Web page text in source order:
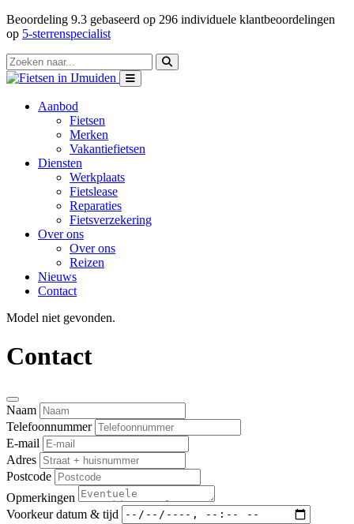
Beoordeling 9.3 gebaseerd op 296 individuele klantbeoordelingen
op 5-sterrenspecialist
Aanbod
Fietsen
Merken
Vakantiefietsen
Diensten
Werkplaats
Fietslease
Reparaties
Fietsverzekering
Over ons
Over ons
Reizen
Nieuws
Contact
Model niet gevonden.
Contact
Naam
Telefoonnummer
E-mail
Adres
Postcode
Opmerkingen
Voorkeur datum & tijd